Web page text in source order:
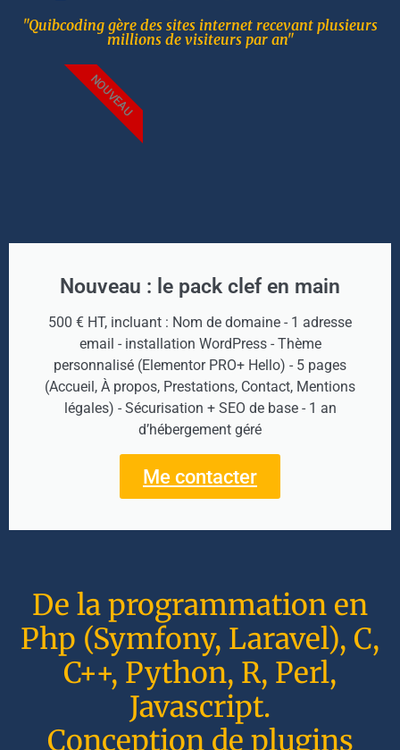
"Quibcoding gère des sites internet recevant plusieurs
millions de visiteurs par an"
Nouveau : le pack clef en main
500 € HT, incluant : Nom de domaine - 1 adresse
email - installation WordPress - Thème
personnalisé (Elementor PRO+ Hello) - 5 pages
(Accueil, À propos, Prestations, Contact, Mentions
légales) - Sécurisation + SEO de base - 1 an
d’hébergement géré
Me contacter
NOUVEAU
De la programmation en
Php (Symfony, Laravel), C,
C++, Python, R, Perl,
Javascript.
Conception de plugins